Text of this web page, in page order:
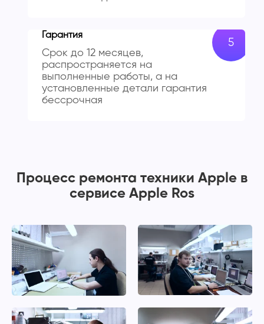
Гарантия
Срок до 12 месяцев,
распространяется на
выполненные работы, а на
установленные детали гарантия
бессрочная
Процесс ремонта техники Apple в
сервисе Apple Ros